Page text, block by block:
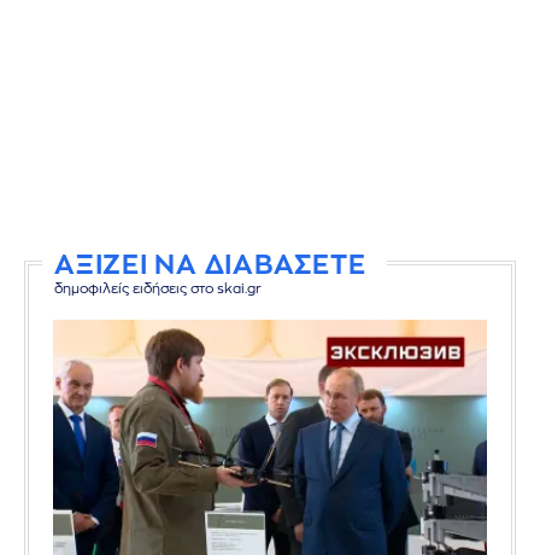
ΑΞΙΖΕΙ ΝΑ ΔΙΑΒΑΣΕΤΕ
δημοφιλείς ειδήσεις στο skai.gr